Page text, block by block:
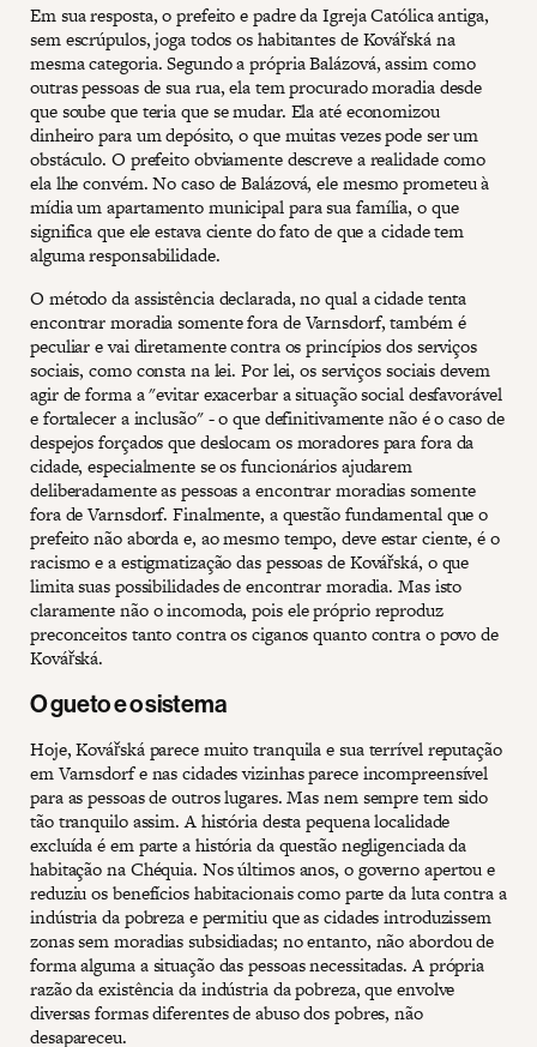
Em sua resposta, o prefeito e padre da Igreja Católica antiga,
sem escrúpulos, joga todos os habitantes de Kovářská na
mesma categoria. Segundo a própria Balázová, assim como
outras pessoas de sua rua, ela tem procurado moradia desde
que soube que teria que se mudar. Ela até economizou
dinheiro para um depósito, o que muitas vezes pode ser um
obstáculo. O prefeito obviamente descreve a realidade como
ela lhe convém. No caso de Balázová, ele mesmo prometeu à
mídia um apartamento municipal para sua família, o que
significa que ele estava ciente do fato de que a cidade tem
alguma responsabilidade.
O método da assistência declarada, no qual a cidade tenta
encontrar moradia somente fora de Varnsdorf, também é
peculiar e vai diretamente contra os princípios dos serviços
sociais, como consta na lei. Por lei, os serviços sociais devem
agir de forma a "evitar exacerbar a situação social desfavorável
e fortalecer a inclusão" - o que definitivamente não é o caso de
despejos forçados que deslocam os moradores para fora da
cidade, especialmente se os funcionários ajudarem
deliberadamente as pessoas a encontrar moradias somente
fora de Varnsdorf. Finalmente, a questão fundamental que o
prefeito não aborda e, ao mesmo tempo, deve estar ciente, é o
racismo e a estigmatização das pessoas de Kovářská, o que
limita suas possibilidades de encontrar moradia. Mas isto
claramente não o incomoda, pois ele próprio reproduz
preconceitos tanto contra os ciganos quanto contra o povo de
Kovářská.
O gueto e o sistema
Hoje, Kovářská parece muito tranquila e sua terrível reputação
em Varnsdorf e nas cidades vizinhas parece incompreensível
para as pessoas de outros lugares. Mas nem sempre tem sido
tão tranquilo assim. A história desta pequena localidade
excluída é em parte a história da questão negligenciada da
habitação na Chéquia. Nos últimos anos, o governo apertou e
reduziu os benefícios habitacionais como parte da luta contra a
indústria da pobreza e permitiu que as cidades introduzissem
zonas sem moradias subsidiadas; no entanto, não abordou de
forma alguma a situação das pessoas necessitadas. A própria
razão da existência da indústria da pobreza, que envolve
diversas formas diferentes de abuso dos pobres, não
desapareceu.